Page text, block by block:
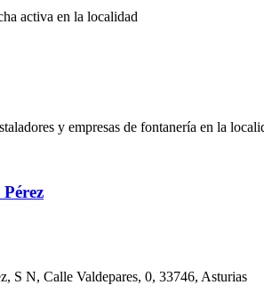
activa en la localidad
y empresas de fontanería en la
S N, Calle Valdepares, 0, 33746, Asturias